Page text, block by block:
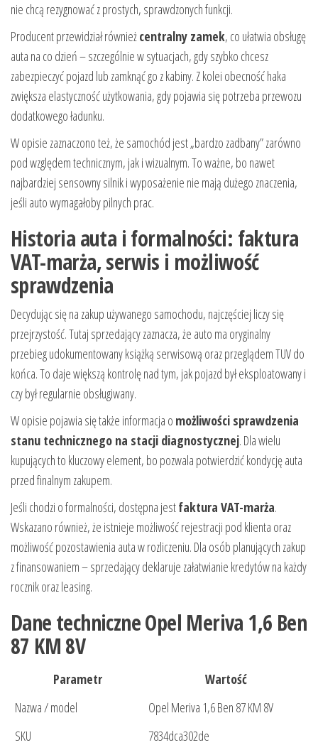
nie chcą rezygnować z prostych, sprawdzonych funkcji.
Producent przewidział równieżcentralny zamek, co ułatwia obsługę
auta na co dzień – szczególnie w sytuacjach, gdy szybko chcesz
zabezpieczyć pojazd lub zamknąć go z kabiny. Z kolei obecność haka
zwiększa elastyczność użytkowania, gdy pojawia się potrzeba przewozu
dodatkowego ładunku.
W opisie zaznaczono też, że samochód jest „bardzo zadbany” zarówno
pod względem technicznym, jak i wizualnym. To ważne, bo nawet
najbardziej sensowny silnik i wyposażenie nie mają dużego znaczenia,
jeśli auto wymagałoby pilnych prac.
Historia auta i formalności: faktura
VAT-marża, serwis i możliwość
sprawdzenia
Decydując się na zakup używanego samochodu, najczęściej liczy się
przejrzystość. Tutaj sprzedający zaznacza, że auto ma oryginalny
przebieg udokumentowany książką serwisową oraz przeglądem TUV do
końca. To daje większą kontrolę nad tym, jak pojazd był eksploatowany i
czy był regularnie obsługiwany.
W opisie pojawia się także informacja o możliwości sprawdzenia
stanu technicznego na stacji diagnostycznej. Dla wielu
kupujących to kluczowy element, bo pozwala potwierdzić kondycję auta
przed finalnym zakupem.
Jeśli chodzi o formalności, dostępna jestfaktura VAT-marża.
Wskazano również, że istnieje możliwość rejestracji pod klienta oraz
możliwość pozostawienia auta w rozliczeniu. Dla osób planujących zakup
z finansowaniem – sprzedający deklaruje załatwianie kredytów na każdy
rocznik oraz leasing.
Dane techniczne Opel Meriva 1,6 Ben
87 KM 8V
Parametr
Wartość
Nazwa / model
Opel Meriva 1,6 Ben 87 KM 8V
SKU
7834dca302de